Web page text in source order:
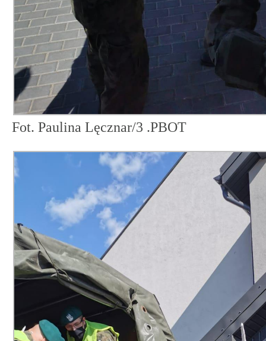
Fot. Paulina Lęcznar/3 .PBOT